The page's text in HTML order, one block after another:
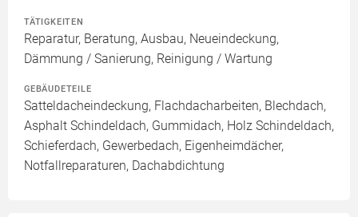
TÄTIGKEITEN
Reparatur, Beratung, Ausbau, Neueindeckung,
Dämmung / Sanierung, Reinigung / Wartung
GEBÄUDETEILE
Satteldacheindeckung, Flachdacharbeiten, Blechdach,
Asphalt Schindeldach, Gummidach, Holz Schindeldach,
Schieferdach, Gewerbedach, Eigenheimdächer,
Notfallreparaturen, Dachabdichtung